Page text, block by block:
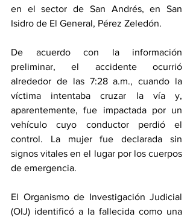
en el sector de San Andrés, en San
Isidro de El General, Pérez Zeledón.
De acuerdo con la información
preliminar, el accidente ocurrió
alrededor de las 7:28 a.m., cuando la
víctima intentaba cruzar la vía y,
aparentemente, fue impactada por un
vehículo cuyo conductor perdió el
control. La mujer fue declarada sin
signos vitales en el lugar por los cuerpos
de emergencia.
El Organismo de Investigación Judicial
(OIJ) identificó a la fallecida como una